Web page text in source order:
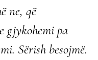
ne, që
gjykohemi pa
Sërish besojmë.